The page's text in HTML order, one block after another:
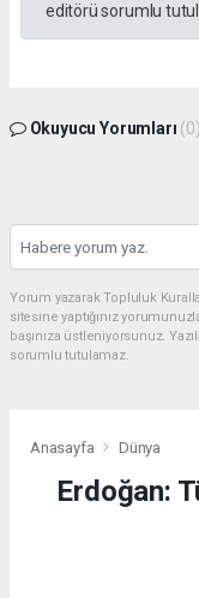
editörü sorumlu
Okuyucu Yorumları (0)
Yorum yazarak Topluluk
sitesine yaptığınız
başınıza üstleniyorsunuz.
sorumlu tutulamaz.
Anasayfa Dünya
Erdoğan: